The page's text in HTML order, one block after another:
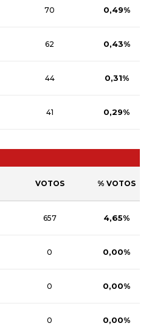
70 0,49%
62 0,43%
44 0,31%
41 0,29%
VOTOS % VOTOS
657 4,65%
0 0,00%
0 0,00%
0 0,00%